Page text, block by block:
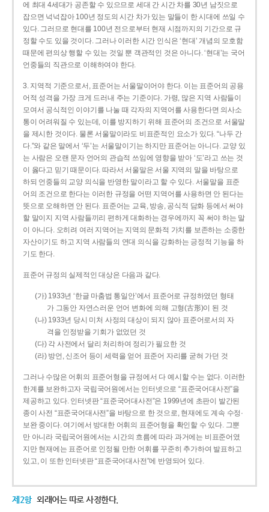
에 최대 4세대가 공존할 수 있으므로 세대 간 시간 차를 30년 남짓으로
잡으면 넉넉잡아 100년 정도의 시간 차가 있는 말들이 한 시대에 쓰일 수
있다. 그러므로 현대를 100년 전으로부터 현재 시점까지의 기간으로 규
정할 수도 있을 것이다. 그러나 이러한 시간 인식은 ‘현대’ 개념의 모호함
때문에 편의상 행할 수 있는 것일 뿐 객관적인 것은 아니다. ‘현대’는 국어
언중들의 직관으로 이해하여야 한다.
3. 지역적 기준으로서, 표준어는 서울말이어야 한다. 이는 표준어의 공용
어적 성격을 가장 크게 드러내 주는 기준이다. 가령, 많은 지역 사람들이
모여서 공식적인 이야기를 나눌 때 각자의 지역어를 사용한다면 의사소
통이 어려워질 수 있는데, 이를 방지하기 위해 표준어의 조건으로 서울말
을 제시한 것이다. 물론 서울말이라도 비표준적인 요소가 있다. “나두 간
다.”와 같은 말에서 ‘두’는 서울말이기는 하지만 표준어는 아니다. 교양 있
는 사람은 오랜 문자 언어의 관습적 쓰임에 영향을 받아 ‘도’라고 쓰는 것
이 옳다고 믿기 때문이다. 따라서 서울말은 서울 지역의 말을 바탕으로
하되 언중들의 교양 의식을 반영한 말이라고 할 수 있다. 서울말을 표준
어의 조건으로 한다는 이러한 규정을 어떤 지역어를 사용하면 안 된다는
뜻으로 오해하면 안 된다. 표준어는 교육, 방송, 공식적 담화 등에서 써야
할 말이지 지역 사람들끼리 편하게 대화하는 경우에까지 꼭 써야 하는 말
이 아니다. 오히려 여러 지역어는 지역의 문화적 가치를 보존하는 소중한
자산이기도 하고 지역 사람들의 연대 의식을 강화하는 긍정적 기능을 하
기도 한다.
표준어 규정의 실제적인 대상은 다음과 같다.
(가) 1933년 ‘한글 마춤법 통일안’에서 표준어로 규정하였던 형태
가 그동안 자연스러운 언어 변화에 의해 고형(古形)이 된 것
(나) 1933년 당시 미처 사정의 대상이 되지 않아 표준어로서의 자
격을 인정받을 기회가 없었던 것
(다) 각 사전에서 달리 처리하여 정리가 필요한 것
(라) 방언, 신조어 등이 세력을 얻어 표준어 자리를 굳혀 가던 것
그러나 수많은 어휘의 표준어형을 규정에서 다 예시할 수는 없다. 이러한
한계를 보완하고자 국립국어원에서는 인터넷으로 “표준국어대사전”을
제공하고 있다. 인터넷판 “표준국어대사전”은 1999년에 초판이 발간된
종이 사전 “표준국어대사전”을 바탕으로 한 것으로, 현재에도 계속 수정·
보완 중이다. 여기에서 방대한 어휘의 표준어형을 확인할 수 있다. 그뿐
만 아니라 국립국어원에서는 시간의 흐름에 따라 과거에는 비표준어였
지만 현재에는 표준어로 인정될 만한 어휘를 꾸준히 추가하여 발표하고
있고, 이 또한 인터넷판 “표준국어대사전”에 반영되어 있다.
제2항 외래어는 따로 사정한다.